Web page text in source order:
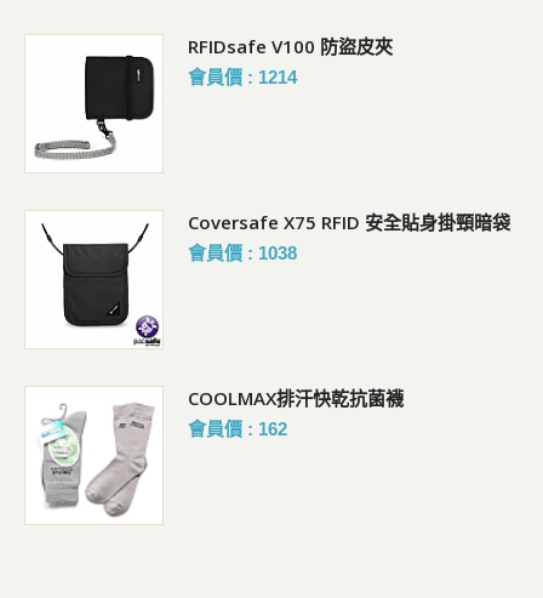
RFIDsafe V100 防盜皮夾
會員價 : 1214
Coversafe X75 RFID 安全貼身掛頸暗袋
會員價 : 1038
COOLMAX排汗快乾抗菌襪
會員價 : 162